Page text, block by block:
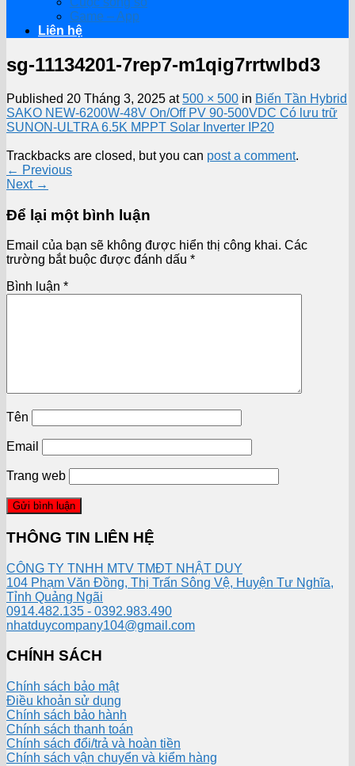
Game – App
Liên hệ
sg-11134201-7rep7-m1qig7rrtwlbd3
Published 20 Tháng 3, 2025 at500 × 500 in Biến Tần Hybrid
SAKO NEW-6200W-48V On/Off PV 90-500VDC Có lưu trữ
SUNON-ULTRA 6.5K MPPT Solar Inverter IP20
Trackbacks are closed, but you can post a comment.
← Previous
Next →
Để lại một bình luận
Email của bạn sẽ không được hiển thị công khai. Các
trường bắt buộc được đánh dấu *
Bình luận *
Tên
Email
Trang web
THÔNG TIN LIÊN HỆ
CÔNG TY TNHH MTV TMĐT NHẬT DUY
104 Phạm Văn Đồng, Thị Trấn Sông Vệ, Huyện Tư Nghĩa,
Tỉnh Quảng Ngãi
0914.482.135 - 0392.983.490
nhatduycompany104@gmail.com
CHÍNH SÁCH
Chính sách bảo mật
Điều khoản sử dụng
Chính sách bảo hành
Chính sách thanh toán
Chính sách đổi/trả và hoàn tiền
Chính sách vận chuyển và kiểm hàng